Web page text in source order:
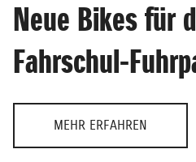
Neue Bikes für
Fahrschul-
MEHR ERFAHREN